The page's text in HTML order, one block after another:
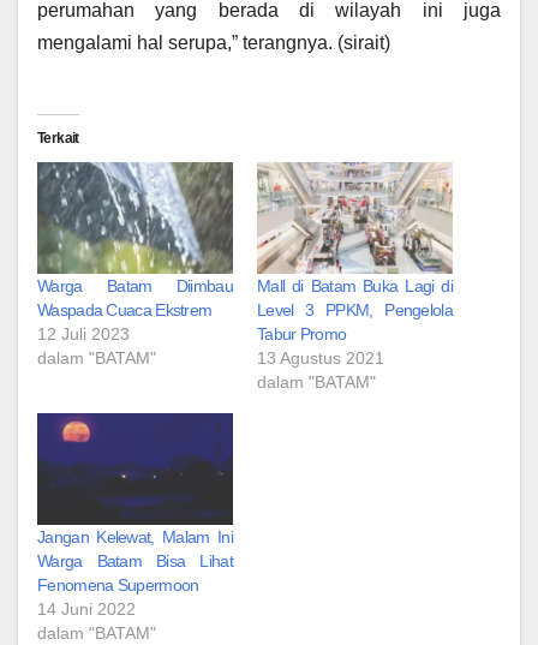
perumahan yang berada di wilayah ini juga
mengalami hal serupa,” terangnya. (sirait)
Terkait
Warga Batam Diimbau
Waspada Cuaca Ekstrem
12 Juli 2023
dalam "BATAM"
Mall di Batam Buka Lagi di
Level 3 PPKM, Pengelola
Tabur Promo
13 Agustus 2021
dalam "BATAM"
Jangan Kelewat, Malam Ini
Warga Batam Bisa Lihat
Fenomena Supermoon
14 Juni 2022
dalam "BATAM"